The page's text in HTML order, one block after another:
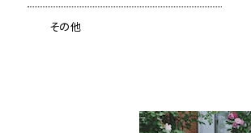
その他